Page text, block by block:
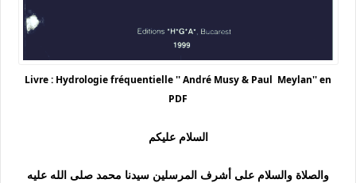
Livre : Hydrologie fréquentielle '' André Musy & Paul Meylan'' en
PDF
السلام عليكم
والصلاة والسلام على أشرف المرسلين سيدنا محمد صلى الله عليه